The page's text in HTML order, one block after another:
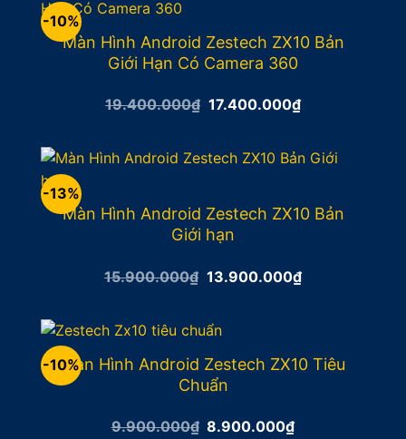
-10%
Màn Hình Android Zestech ZX10 Bản
Giới Hạn Có Camera 360
19.400.000₫ Giá
19.400.000₫.
17.400.000₫Giá
hiện
17.400.000₫.
-13%
Màn Hình Android Zestech ZX10 Bản
Giới hạn
15.900.000₫ Giá
15.900.000₫.
13.900.000₫Giá
hiện
-10%Màn Hình Android Zestech ZX10 Tiêu
Chuẩn
9.900.000₫ Giá
8.900.000₫Giá